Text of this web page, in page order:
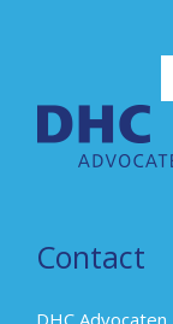
Contact
DHC Advocaten